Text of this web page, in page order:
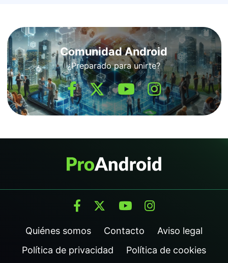
Comunidad Android
¿Preparado para unirte?
Quiénes somos Contacto
Aviso legal
Política de privacidad
Política de cookies